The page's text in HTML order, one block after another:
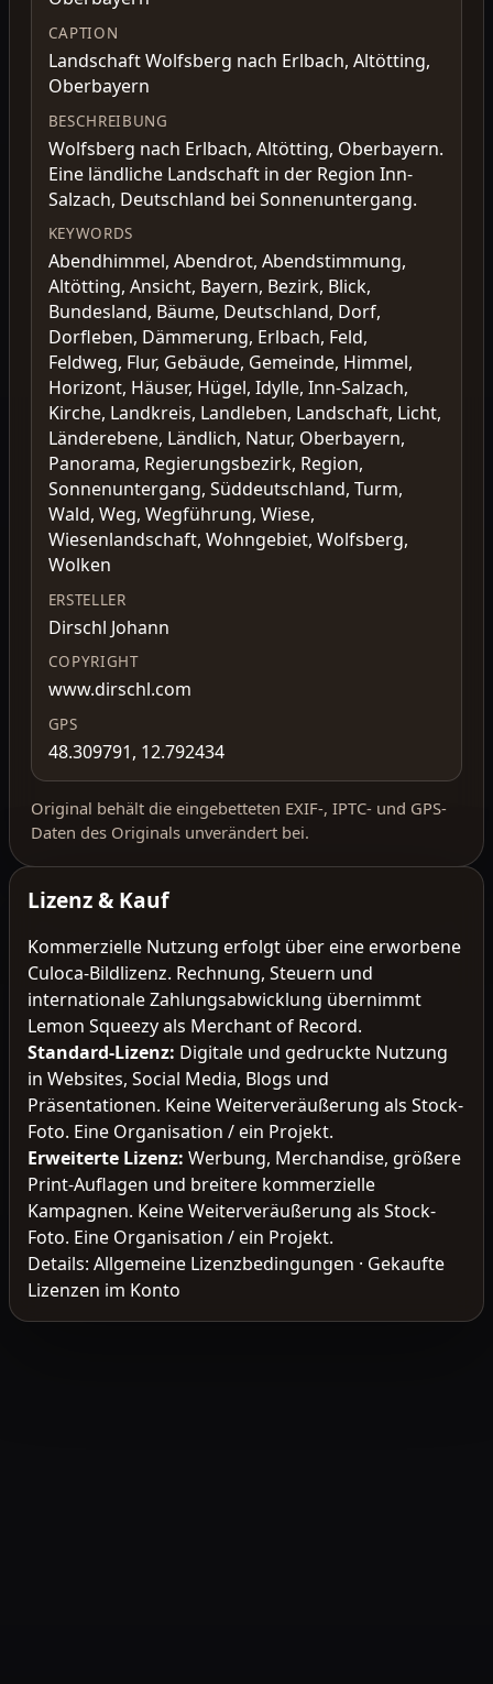
CAPTION
Landschaft Wolfsberg nach Erlbach, Altötting,
Oberbayern
BESCHREIBUNG
Wolfsberg nach Erlbach, Altötting, Oberbayern.
Eine ländliche Landschaft in der Region Inn-
Salzach, Deutschland bei Sonnenuntergang.
KEYWORDS
Abendhimmel, Abendrot, Abendstimmung,
Altötting, Ansicht, Bayern, Bezirk, Blick,
Bundesland, Bäume, Deutschland, Dorf,
Dorfleben, Dämmerung, Erlbach, Feld,
Feldweg, Flur, Gebäude, Gemeinde, Himmel,
Horizont, Häuser, Hügel, Idylle, Inn-Salzach,
Kirche, Landkreis, Landleben, Landschaft, Licht,
Länderebene, Ländlich, Natur, Oberbayern,
Panorama, Regierungsbezirk, Region,
Sonnenuntergang, Süddeutschland, Turm,
Wald, Weg, Wegführung, Wiese,
Wiesenlandschaft, Wohngebiet, Wolfsberg,
Wolken
ERSTELLER
Dirschl Johann
COPYRIGHT
www.dirschl.com
GPS
48.309791, 12.792434
Original behält die eingebetteten EXIF-, IPTC- und GPS-
Daten des Originals unverändert bei.
Lizenz & Kauf
Kommerzielle Nutzung erfolgt über eine erworbene
Culoca-Bildlizenz. Rechnung, Steuern und
internationale Zahlungsabwicklung übernimmt
Lemon Squeezy als Merchant of Record.
Standard-Lizenz: Digitale und gedruckte Nutzung
in Websites, Social Media, Blogs und
Präsentationen. Keine Weiterveräußerung als Stock-
Foto. Eine Organisation / ein Projekt.
Erweiterte Lizenz: Werbung, Merchandise, größere
Print-Auflagen und breitere kommerzielle
Kampagnen. Keine Weiterveräußerung als Stock-
Foto. Eine Organisation / ein Projekt.
Details: Allgemeine Lizenzbedingungen · Gekaufte
Lizenzen im Konto